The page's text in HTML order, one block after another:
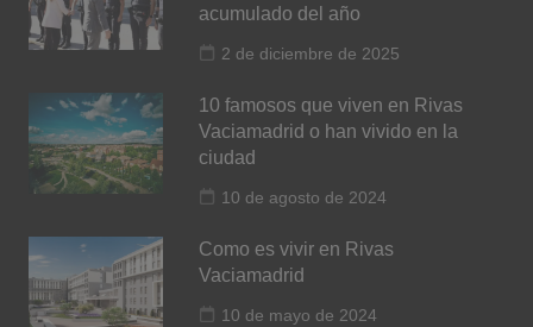
acumulado del año
2 de diciembre de 2025
10 famosos que viven en Rivas
Vaciamadrid o han vivido en la
ciudad
10 de agosto de 2024
Como es vivir en Rivas
Vaciamadrid
10 de mayo de 2024